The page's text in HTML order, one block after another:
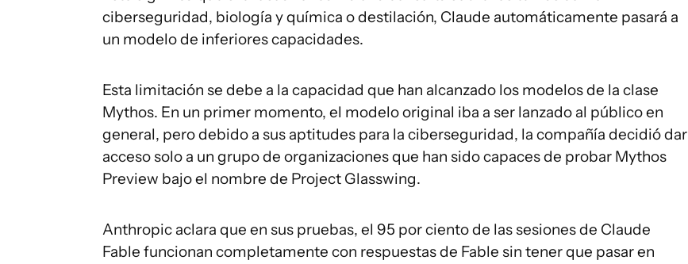
ciberseguridad, biología y química o destilación, Claude automáticamente pasará a
un modelo de inferiores capacidades.
Esta limitación se debe a la capacidad que han alcanzado los modelos de la clase
Mythos. En un primer momento, el modelo original iba a ser lanzado al público en
general, pero debido a sus aptitudes para la ciberseguridad, la compañía decidió dar
acceso solo a un grupo de organizaciones que han sido capaces de probar Mythos
Preview bajo el nombre de Project Glasswing.
Anthropic aclara que en sus pruebas, el 95 por ciento de las sesiones de Claude
Fable funcionan completamente con respuestas de Fable sin tener que pasar en